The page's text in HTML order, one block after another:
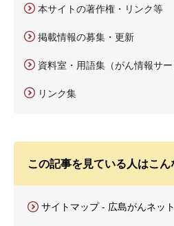
本サイトの著作権・リンク等
掲載情報の募集・更新
資料室・用語集（がん情報サー
リンク集
この記事を見ている人はこ
サイトマップ - 広島がんネット